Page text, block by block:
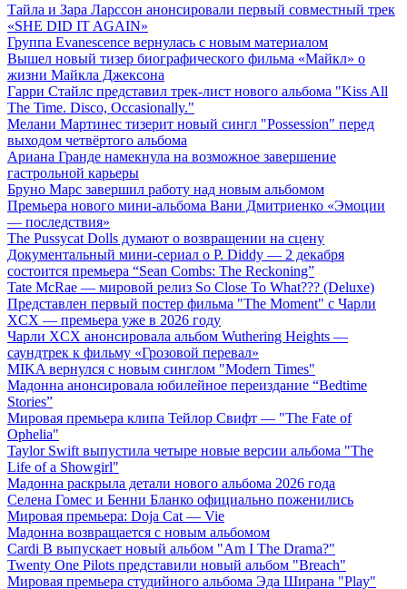
Тайла и Зара Ларссон анонсировали первый совместный трек
«SHE DID IT AGAIN»
Группа Evanescence вернулась с новым материалом
Вышел новый тизер биографического фильма «Майкл» о
жизни Майкла Джексона
Гарри Стайлс представил трек-лист нового альбома "Kiss All
The Time. Disco, Occasionally."
Мелани Мартинес тизерит новый сингл "Possession" перед
выходом четвёртого альбома
Ариана Гранде намекнула на возможное завершение
гастрольной карьеры
Бруно Марс завершил работу над новым альбомом
Премьера нового мини-альбома Вани Дмитриенко «Эмоции
— последствия»
The Pussycat Dolls думают о возвращении на сцену
Документальный мини-сериал о P. Diddy — 2 декабря
состоится премьера “Sean Combs: The Reckoning”
Tate McRae — мировой релиз So Close To What??? (Deluxe)
Представлен первый постер фильма "The Moment" с Чарли
XCX — премьера уже в 2026 году
Чарли XCX анонсировала альбом Wuthering Heights —
саундтрек к фильму «Грозовой перевал»
MIKA вернулся с новым синглом "Modern Times"
Мадонна анонсировала юбилейное переиздание “Bedtime
Stories”
Мировая премьера клипа Тейлор Свифт — "The Fate of
Ophelia"
Taylor Swift выпустила четыре новые версии альбома "The
Life of a Showgirl"
Мадонна раскрыла детали нового альбома 2026 года
Селена Гомес и Бенни Бланко официально поженились
Мировая премьера: Doja Cat — Vie
Мадонна возвращается с новым альбомом
Cardi B выпускает новый альбом "Am I The Drama?"
Twenty One Pilots представили новый альбом "Breach"
Мировая премьера студийного альбома Эда Ширана "Play"